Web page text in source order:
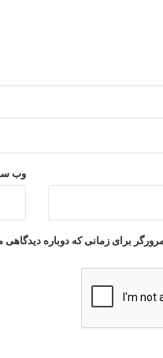
وب‌
برای زمانی که دوباره